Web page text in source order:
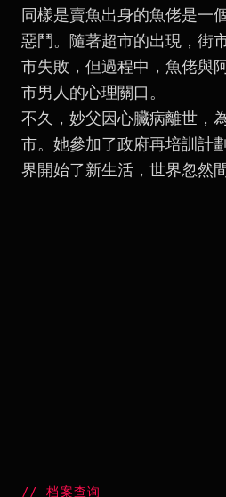
同樣是賣魚出身的魚佬是一
惡鬥。隨著超市的出現，街
市失敗，但過程中，魚佬與
市男人的心理關口。
不久，妙父因心臟病離世，
市。她參加了政府再培訓計
界開始了新生活，世界忽然
//档案查询